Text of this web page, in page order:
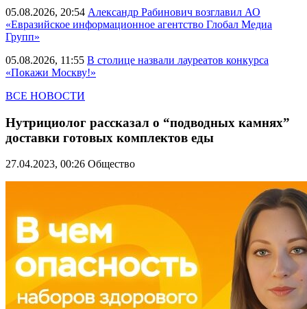
05.08.2026, 20:54 Александр Рабинович возглавил АО
«Евразийское информационное агентство Глобал Медиа
Групп»
05.08.2026, 11:55 В столице назвали лауреатов конкурса
«Покажи Москву!»
ВСЕ НОВОСТИ
Нутрициолог рассказал о “подводных камнях”
доставки готовых комплектов еды
27.04.2023, 00:26 Общество